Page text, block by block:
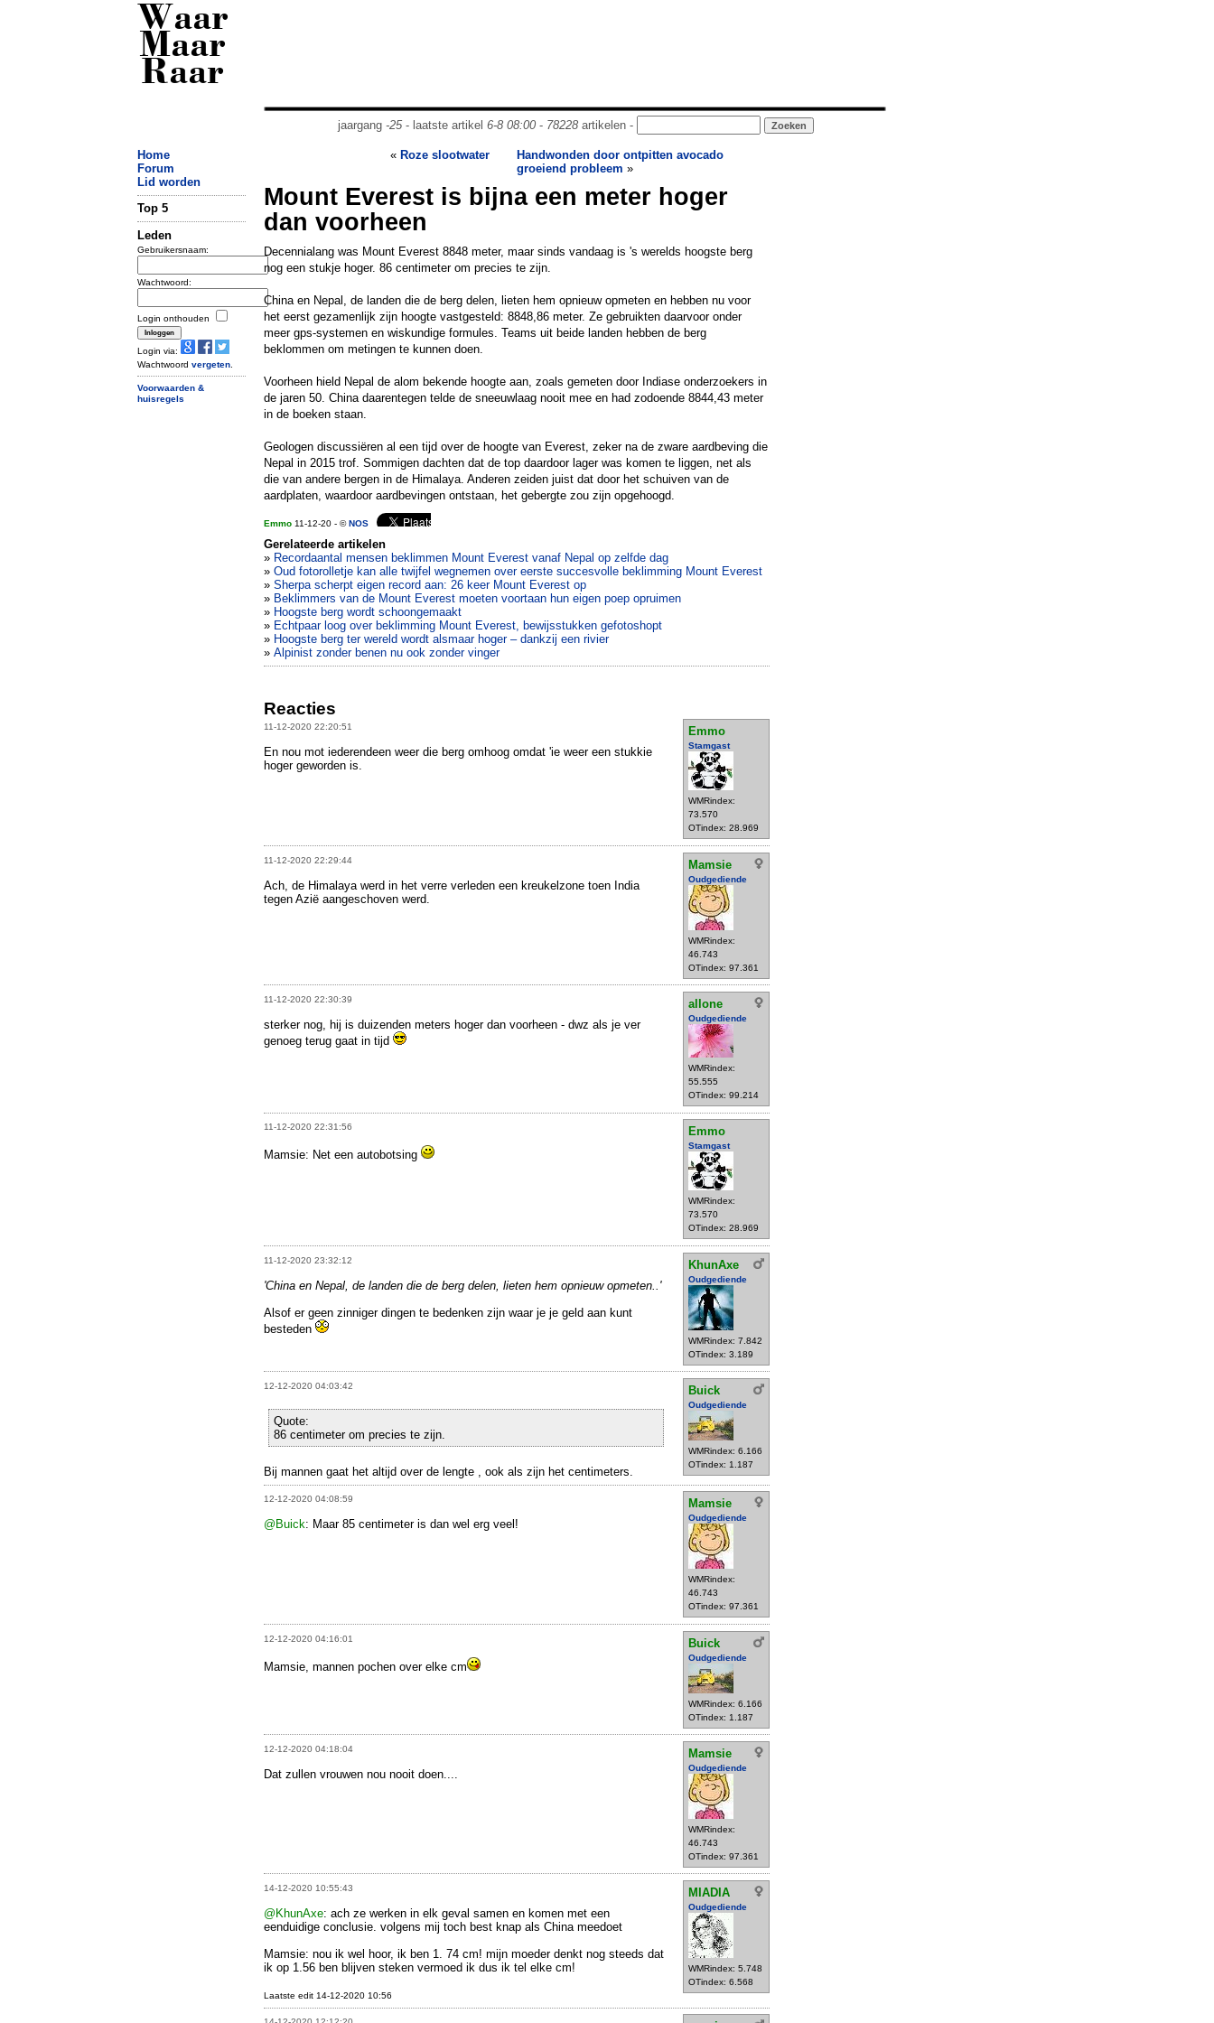
Waar
Maar
Raar
jaargang -25- laatste artikel 6-8 08:00- 78228artikelen -
Home
Forum
Lid worden
Top 5
Leden
Gebruikersnaam:
Wachtwoord:
Login onthouden
Login via:
Wachtwoord vergeten
Voorwaarden &
huisregels
« Roze slootwater
Handwonden door ontpitten avocado
groeiend probleem »
Mount Everest is bijna een meter hoger
dan voorheen
Decennialang was Mount Everest 8848 meter, maar sinds vandaag is 's werelds hoogste berg
nog een stukje hoger. 86 centimeter om precies te zijn.
China en Nepal, de landen die de berg delen, lieten hem opnieuw opmeten en hebben nu voor
het eerst gezamenlijk zijn hoogte vastgesteld: 8848,86 meter. Ze gebruikten daarvoor onder
meer gps-systemen en wiskundige formules. Teams uit beide landen hebben de berg
beklommen om metingen te kunnen doen.
Voorheen hield Nepal de alom bekende hoogte aan, zoals gemeten door Indiase onderzoekers in
de jaren 50. China daarentegen telde de sneeuwlaag nooit mee en had zodoende 8844,43 meter
in de boeken staan.
Geologen discussiëren al een tijd over de hoogte van Everest, zeker na de zware aardbeving die
Nepal in 2015 trof. Sommigen dachten dat de top daardoor lager was komen te liggen, net als
die van andere bergen in de Himalaya. Anderen zeiden juist dat door het schuiven van de
aardplaten, waardoor aardbevingen ontstaan, het gebergte zou zijn opgehoogd.
Emmo 11-12-20 - ©NOS
Gerelateerde artikelen
» Recordaantal mensen beklimmen Mount Everest vanaf Nepal op zelfde dag
» Oud fotorolletje kan alle twijfel wegnemen over eerste succesvolle beklimming Mount Everest
» Sherpa scherpt eigen record aan: 26 keer Mount Everest op
» Beklimmers van de Mount Everest moeten voortaan hun eigen poep opruimen
» Hoogste berg wordt schoongemaakt
» Echtpaar loog over beklimming Mount Everest, bewijsstukken gefotoshopt
» Hoogste berg ter wereld wordt alsmaar hoger – dankzij een rivier
» Alpinist zonder benen nu ook zonder vinger
Reacties
11-12-2020 22:20:51 Emmo
Stamgast
WMRindex:
73.570
OTindex: 28.969
En nou mot iederendeen weer die berg omhoog omdat 'ie weer een stukkie
hoger geworden is.
11-12-2020 22:29:44 Mamsie
Oudgediende
WMRindex:
46.743
OTindex: 97.361
Ach, de Himalaya werd in het verre verleden een kreukelzone toen India
tegen Azië aangeschoven werd.
11-12-2020 22:30:39 allone
Oudgediende
WMRindex:
55.555
OTindex: 99.214
sterker nog, hij is duizenden meters hoger dan voorheen - dwz als je ver
genoeg terug gaat in tijd
11-12-2020 22:31:56 Emmo
Stamgast
WMRindex:
73.570
OTindex: 28.969
Mamsie: Net een autobotsing
11-12-2020 23:32:12 KhunAxe
Oudgediende
WMRindex: 7.842
OTindex: 3.189
'China en Nepal, de landen die de berg delen, lieten hem opnieuw opmeten..'
Alsof er geen zinniger dingen te bedenken zijn waar je je geld aan kunt
besteden
12-12-2020 04:03:42 Buick
Oudgediende
WMRindex: 6.166
OTindex: 1.187
Quote:
86 centimeter om precies te zijn.
Bij mannen gaat het altijd over de lengte , ook als zijn het centimeters.
12-12-2020 04:08:59 Mamsie
Oudgediende
WMRindex:
46.743
OTindex: 97.361
@Buick: Maar 85 centimeter is dan wel erg veel!
12-12-2020 04:16:01 Buick
Oudgediende
WMRindex: 6.166
OTindex: 1.187
Mamsie, mannen pochen over elke cm
12-12-2020 04:18:04 Mamsie
Oudgediende
WMRindex:
46.743
OTindex: 97.361
Dat zullen vrouwen nou nooit doen....
14-12-2020 10:55:43 MIADIA
Oudgediende
WMRindex: 5.748
OTindex: 6.568
@KhunAxe: ach ze werken in elk geval samen en komen met een
eenduidige conclusie. volgens mij toch best knap als China meedoet
Mamsie: nou ik wel hoor, ik ben 1. 74 cm! mijn moeder denkt nog steeds dat
ik op 1.56 ben blijven steken vermoed ik dus ik tel elke cm!
Laatste edit 14-12-2020 10:56